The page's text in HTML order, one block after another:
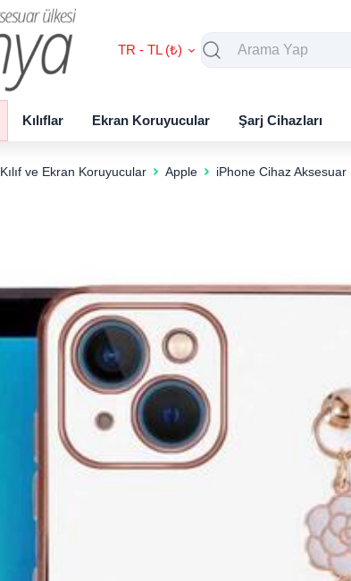
TR - TL (₺)
Kılıflar Ekran Koruyucular Şarj Cihazları
Kılıf ve Ekran Koruyucular Apple iPhone Cihaz Aksesuar